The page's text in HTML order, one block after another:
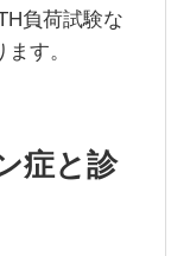
負荷試験な
す。
症と診